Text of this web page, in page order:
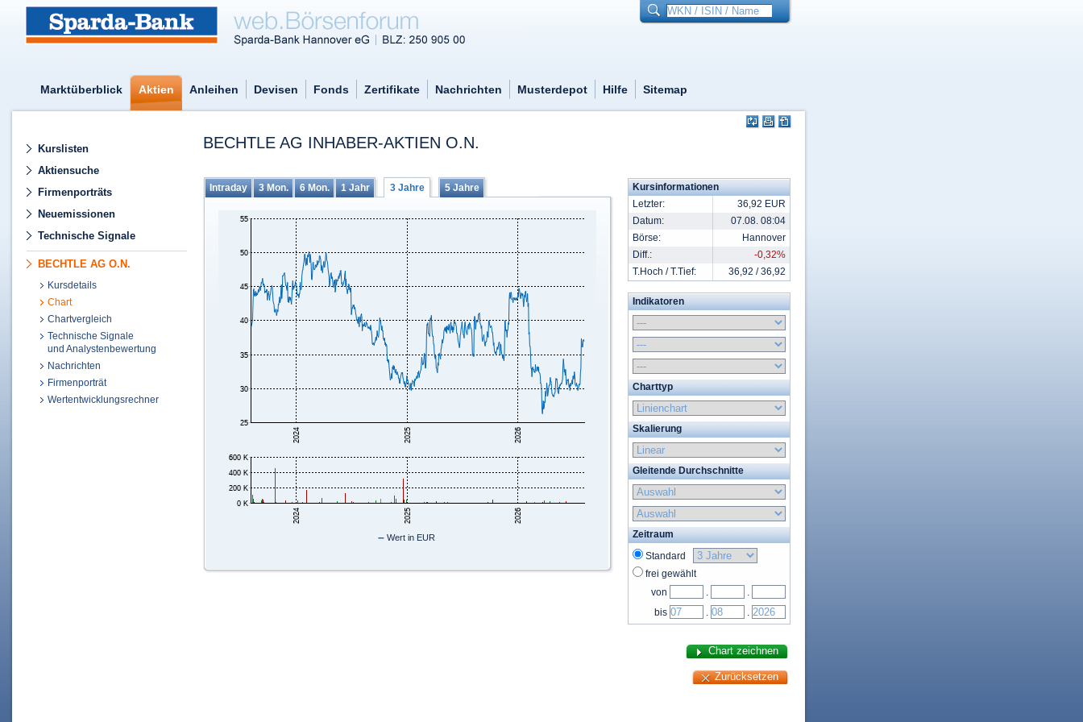
Marktüberblick Aktien Anleihen Devisen Fonds Zertifikate Nachrichten Musterdepot Hilfe Sitemap
Kurslisten
Aktiensuche
Firmenporträts
Neuemissionen
Technische Signale
BECHTLE AG O.N.
Kursdetails
Chart
Chartvergleich
Technische Signale
und Analystenbewertung
Nachrichten
Firmenporträt
Wertentwicklungsrechner
BECHTLE AG INHABER-AKTIEN O.N.
Intraday 3 Mon. 6 Mon. 1 Jahr 3 Jahre 5 Jahre
–Wert in EUR
Kursinformationen
Letzter:
36,92 EUR
Datum:
07.08. 08:04
Börse:
Hannover
Diff.:
-0,32%
T.Hoch / T.Tief:
36,92 / 36,92
Indikatoren
Charttyp
Skalierung
Gleitende Durchschnitte
Zeitraum
Standard
frei gewählt
von
.
.
bis
. .